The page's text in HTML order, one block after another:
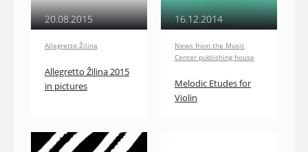
20.08.2015
Allegretto Žilina
Allegretto Žilina 2015
in pictures
16.12.2014
News from the Music
Center publishing house
Melodic Etudes for
Violin